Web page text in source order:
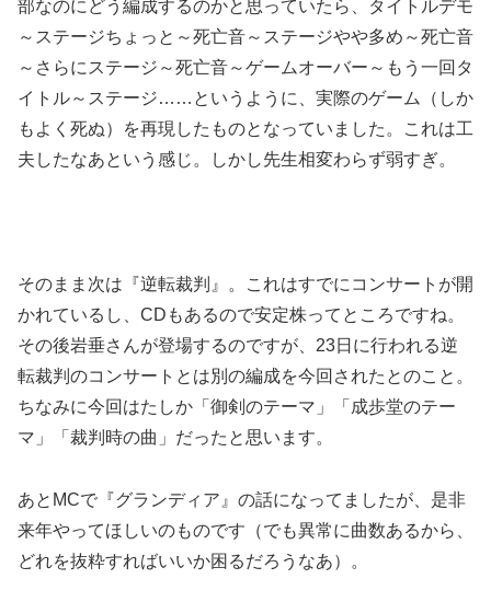
部なのにどう編成するのかと思っていたら、タイトルデモ
～ステージちょっと～死亡音～ステージやや多め～死亡音
～さらにステージ～死亡音～ゲームオーバー～もう一回タ
イトル～ステージ……というように、実際のゲーム（しか
もよく死ぬ）を再現したものとなっていました。これは工
夫したなあという感じ。しかし先生相変わらず弱すぎ。
そのまま次は『逆転裁判』。これはすでにコンサートが開
かれているし、CDもあるので安定株ってところですね。
その後岩垂さんが登場するのですが、23日に行われる逆
転裁判のコンサートとは別の編成を今回されたとのこと。
ちなみに今回はたしか「御剣のテーマ」「成歩堂のテー
マ」「裁判時の曲」だったと思います。
あとMCで『グランディア』の話になってましたが、是非
来年やってほしいのものです（でも異常に曲数あるから、
どれを抜粋すればいいか困るだろうなあ）。